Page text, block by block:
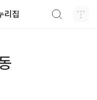
리집